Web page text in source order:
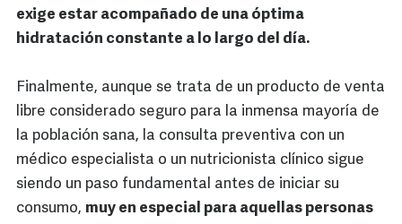
exige estar acompañado de una óptima
hidratación constante a lo largo del día.
Finalmente, aunque se trata de un producto de venta
libre considerado seguro para la inmensa mayoría de
la población sana, la consulta preventiva con un
médico especialista o un nutricionista clínico sigue
siendo un paso fundamental antes de iniciar su
consumo, muy en especial para aquellas personas